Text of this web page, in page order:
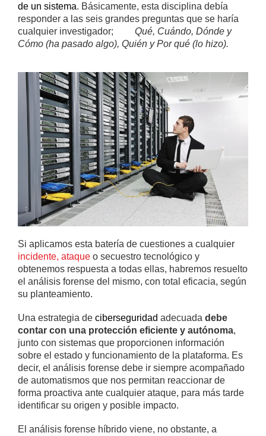
de un sistema. Básicamente, esta disciplina debía
responder a las seis grandes preguntas que se haría
cualquier investigador; Qué, Cuándo, Dónde y
Cómo (ha pasado algo), Quién y Por qué (lo hizo).
Si aplicamos esta batería de cuestiones a cualquier
incidente, ataque o secuestro tecnológico y
obtenemos respuesta a todas ellas, habremos resuelto
el análisis forense del mismo, con total eficacia, según
su planteamiento.
Una estrategia de ciberseguridad adecuada debe
contar con una protección eficiente y autónoma,
junto con sistemas que proporcionen información
sobre el estado y funcionamiento de la plataforma. Es
decir, el análisis forense debe ir siempre acompañado
de automatismos que nos permitan reaccionar de
forma proactiva ante cualquier ataque, para más tarde
identificar su origen y posible impacto.
El análisis forense híbrido viene, no obstante, a